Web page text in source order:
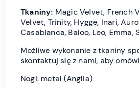
Tkaniny: Magic Velvet, French
Velvet, Trinity, Hygge, Inari,
Casablanca, Baloo, Leo, Emma,
Możliwe wykonanie z tkaniny
skontaktuj się z nami, aby
Nogi: metal (Anglia)